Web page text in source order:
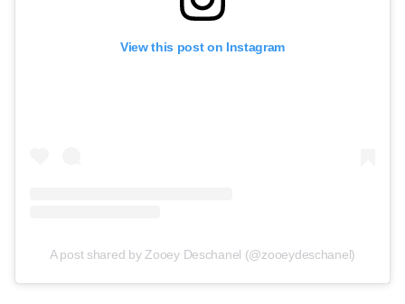
View this post on Instagram
A post shared by Zooey Deschanel (@zooeydeschanel)